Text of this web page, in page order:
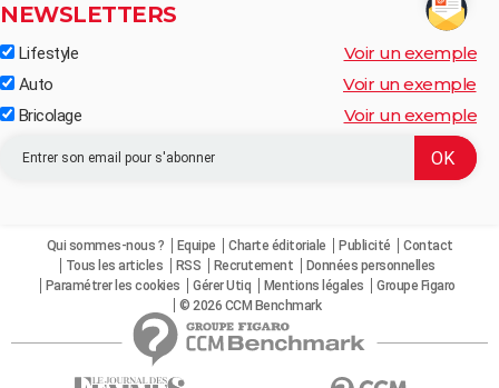
NEWSLETTERS
Lifestyle Voir un exemple
Auto Voir un exemple
Bricolage Voir un exemple
Qui sommes-nous ? Equipe Charte éditoriale Publicité
Contact
Tous les articles
RSS Recrutement
Données personnelles
Paramétrer les cookies
Gérer Utiq Mentions légales
Groupe Figaro
© 2026 CCM Benchmark